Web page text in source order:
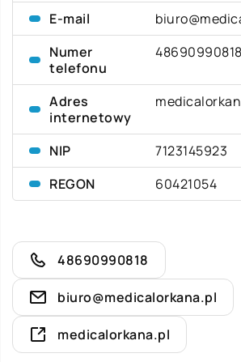
E-mail
Numer
telefonu
48690990818
Adres
internetowy
NIP
7123145923
REGON
60421054
48690990818
biuro@medicalorkana.pl
medicalorkana.pl